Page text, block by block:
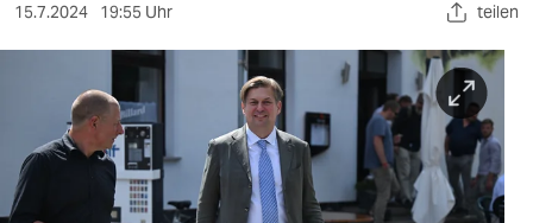
berlin
nord
15.7.2024 19:55 Uhr teilen